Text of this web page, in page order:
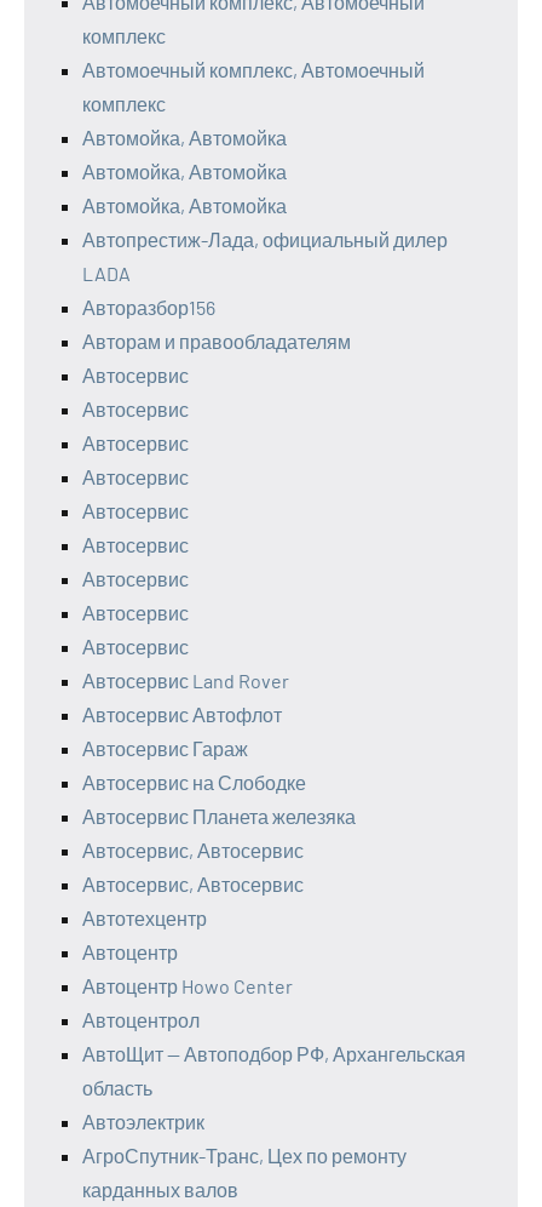
комплекс
Автомоечный комплекс, Автомоечный
комплекс
Автомойка, Автомойка
Автомойка, Автомойка
Автомойка, Автомойка
Автопрестиж-Лада, официальный дилер
LADA
Авторазбор156
Авторам и правообладателям
Автосервис
Автосервис
Автосервис
Автосервис
Автосервис
Автосервис
Автосервис
Автосервис
Автосервис
Автосервис Land Rover
Автосервис Автофлот
Автосервис Гараж
Автосервис на Слободке
Автосервис Планета железяка
Автосервис, Автосервис
Автосервис, Автосервис
Автотехцентр
Автоцентр
Автоцентр Howo Center
Автоцентрол
АвтоЩит — Автоподбор РФ, Архангельская
область
Автоэлектрик
АгроСпутник-Транс, Цех по ремонту
карданных валов